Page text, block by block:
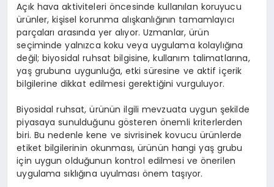
Açık hava aktiviteleri öncesinde kullanılan koruyucu
ürünler, kişisel korunma alışkanlığının tamamlayıcı
parçaları arasında yer alıyor. Uzmanlar, ürün
seçiminde yalnızca koku veya uygulama kolaylığına
değil; biyosidal ruhsat bilgisine, kullanım talimatlarına,
yaş grubuna uygunluğa, etki süresine ve aktif içerik
bilgilerine dikkat edilmesi gerektiğini vurguluyor.
Biyosidal ruhsat, ürünün ilgili mevzuata uygun şekilde
piyasaya sunulduğunu gösteren önemli kriterlerden
biri. Bu nedenle kene ve sivrisinek kovucu ürünlerde
etiket bilgilerinin okunması, ürünün hangi yaş grubu
için uygun olduğunun kontrol edilmesi ve önerilen
uygulama sıklığına uyulması önem taşıyor.